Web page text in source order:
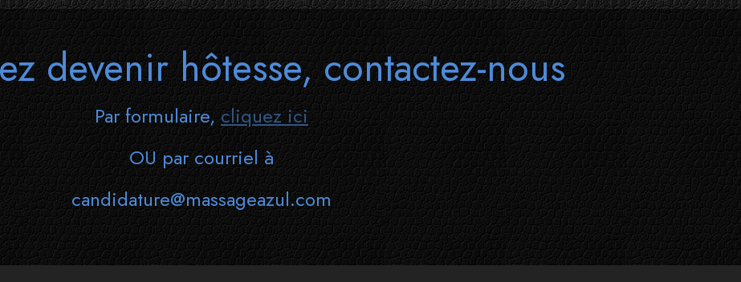
devenir hôtesse, contactez-nous
Par formulaire,cliquez ici
OU par courriel à
candidature@massageazul.com